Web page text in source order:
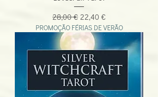
Preço normal
28,00 € Preço promocional
22,40 €
PROMOÇÃO FÉRIAS DE VERÃO